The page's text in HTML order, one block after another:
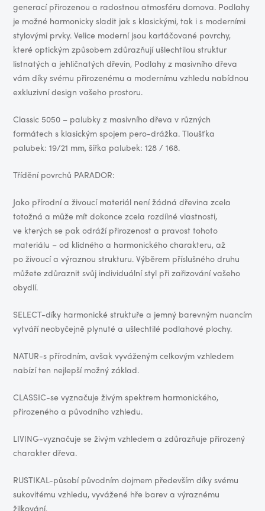
generací přirozenou a radostnou atmosféru domova. Podlahy
je možné harmonicky sladit jak s klasickými, tak i s moderními
stylovými prvky. Velice moderní jsou kartáčované povrchy,
které optickým způsobem zdůrazňují ušlechtilou struktur
listnatých a jehličnatých dřevin, Podlahy z masivního dřeva
vám díky svému přirozenému a modernímu vzhledu nabídnou
exkluzivní design vašeho prostoru.
Classic 5050 – palubky z masivního dřeva v různých
formátech s klasickým spojem pero-drážka. Tloušťka
palubek: 19/21 mm, šířka palubek: 128 / 168.
Třídění povrchů PARADOR:
Jako přírodní a živoucí materiál není žádná dřevina zcela
totožná a může mít dokonce zcela rozdílné vlastnosti,
ve kterých se pak odráží přirozenost a pravost tohoto
materiálu – od klidného a harmonického charakteru, až
po živoucí a výraznou strukturu. Výběrem příslušného druhu
můžete zdůraznit svůj individuální styl při zařizování vašeho
obydlí.
SELECT-díky harmonické struktuře a jemný barevným nuancím
vytváří neobyčejně plynuté a ušlechtilé podlahové plochy.
NATUR-s přírodním, avšak vyváženým celkovým vzhledem
nabízí ten nejlepší možný základ.
CLASSIC-se vyznačuje živým spektrem harmonického,
přirozeného a původního vzhledu.
LIVING-vyznačuje se živým vzhledem a zdůrazňuje přirozený
charakter dřeva.
RUSTIKAL-působí původním dojmem především díky svému
sukovitému vzhledu, vyvážené hře barev a výraznému
žilkování.